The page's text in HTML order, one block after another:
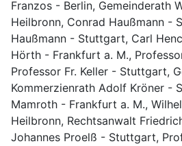
Franzos - Berlin, Gemeinderath
Heilbronn, Conrad Haußmann -
Haußmann - Stuttgart, Carl
Hörth - Frankfurt a. M.,
Professor Fr. Keller - Stuttgart,
Kommerzienrath Adolf Kröner -
Mamroth - Frankfurt a. M.,
Heilbronn, Rechtsanwalt
Johannes Proelß - Stuttgart,